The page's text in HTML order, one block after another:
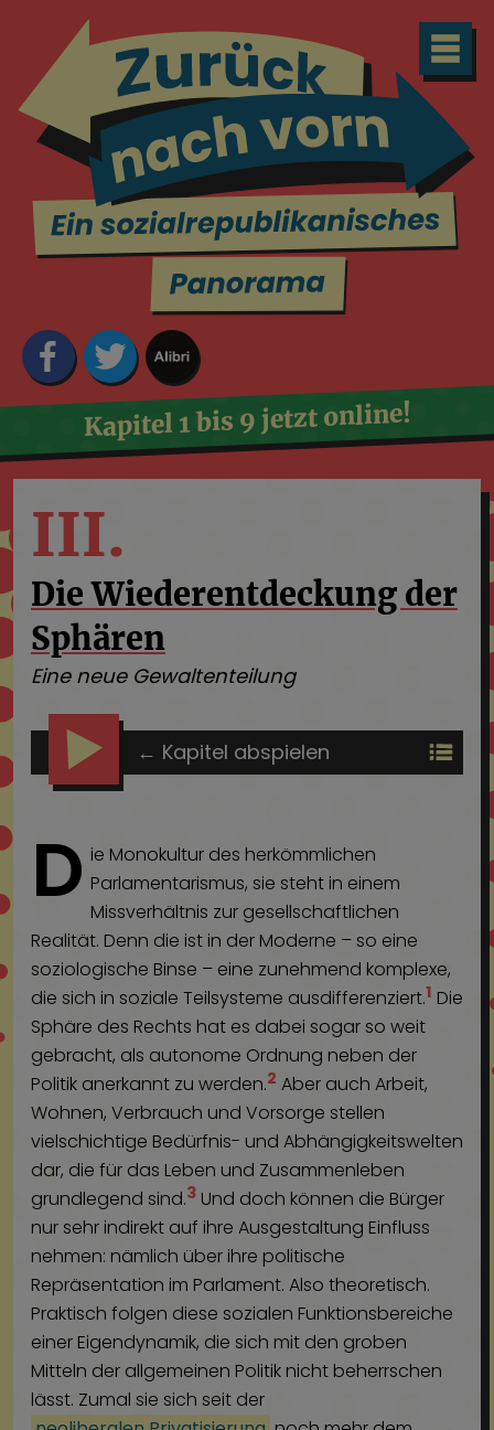
Kapitel 1 bis 9 jetzt online!
III.
Die Wiederentdeckung der
Sphären
Eine neue Gewaltenteilung
← Kapitel abspielen
D ie Monokultur des herkömmlichen
Parlamentarismus, sie steht in einem
Missverhältnis zur gesellschaftlichen
Realität. Denn die ist in der Moderne – so eine
soziologische Binse – eine zunehmend komplexe,
die sich in soziale Teilsysteme ausdifferenziert.1 Die
Sphäre des Rechts hat es dabei sogar so weit
gebracht, als autonome Ordnung neben der
Politik anerkannt zu werden.2 Aber auch Arbeit,
Wohnen, Verbrauch und Vorsorge stellen
vielschichtige Bedürfnis- und Abhängigkeitswelten
dar, die für das Leben und Zusammenleben
grundlegend sind.3 Und doch können die Bürger
nur sehr indirekt auf ihre Ausgestaltung Einfluss
nehmen: nämlich über ihre politische
Repräsentation im Parlament. Also theoretisch.
Praktisch folgen diese sozialen Funktionsbereiche
einer Eigendynamik, die sich mit den groben
Mitteln der allgemeinen Politik nicht beherrschen
lässt. Zumal sie sich seit der